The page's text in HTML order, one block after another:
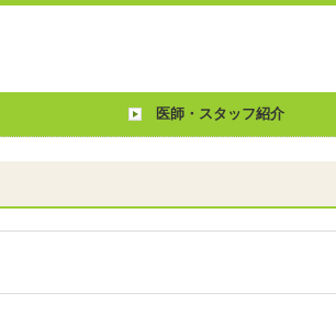
医師・スタッフ紹介